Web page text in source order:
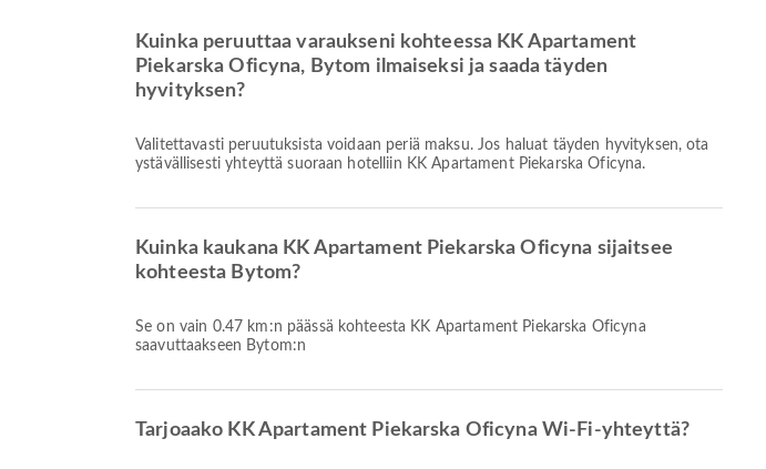
Kuinka peruuttaa varaukseni kohteessa KK Apartament
Piekarska Oficyna, Bytom ilmaiseksi ja saada täyden
hyvityksen?
Valitettavasti peruutuksista voidaan periä maksu. Jos haluat täyden hyvityksen, ota
ystävällisesti yhteyttä suoraan hotelliin KK Apartament Piekarska Oficyna.
Kuinka kaukana KK Apartament Piekarska Oficyna sijaitsee
kohteesta Bytom?
Se on vain 0.47 km:n päässä kohteesta KK Apartament Piekarska Oficyna
saavuttaakseen Bytom:n
Tarjoaako KK Apartament Piekarska Oficyna Wi-Fi-yhteyttä?